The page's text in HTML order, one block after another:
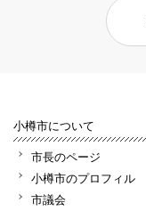
小樽市について
市長のページ
小樽市のプロフィル
市議会